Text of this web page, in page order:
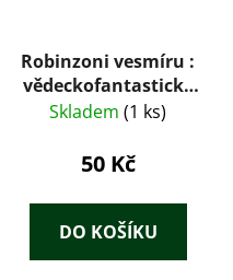
Robinzoni vesmíru :
vědeckofantastický
román
Skladem (1 ks)
50 Kč
DO KOŠÍKU